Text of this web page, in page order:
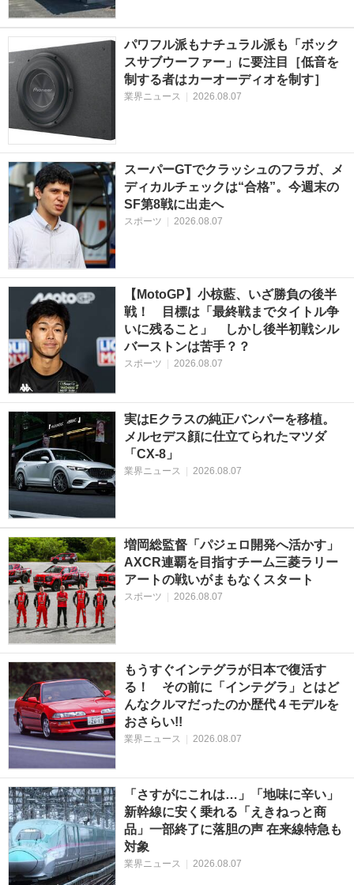
パワフル派もナチュラル派も「ボック
スサブウーファー」に要注目［低音を
制する者はカーオーディオを制す］
業界ニュース 2026.08.07
スーパーGTでクラッシュのフラガ、メ
ディカルチェックは“合格”。今週末の
SF第8戦に出走へ
スポーツ 2026.08.07
【MotoGP】小椋藍、いざ勝負の後半
戦！ 目標は「最終戦までタイトル争
いに残ること」 しかし後半初戦シル
バーストンは苦手？？
スポーツ | 2026.08.07
実はEクラスの純正バンパーを移植。
メルセデス顔に仕立てられたマツダ
「CX-8」
業界ニュース | 2026.08.07
増岡総監督「パジェロ開発へ活かす」
AXCR連覇を目指すチーム三菱ラリー
アートの戦いがまもなくスタート
スポーツ | 2026.08.07
もうすぐインテグラが日本で復活す
る！ その前に「インテグラ」とはど
んなクルマだったのか歴代４モデルを
おさらい!!
業界ニュース | 2026.08.07
「さすがにこれは…」「地味に辛い」
新幹線に安く乗れる「えきねっと商
品」一部終了に落胆の声 在来線特急も
対象
業界ニュース | 2026.08.07